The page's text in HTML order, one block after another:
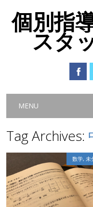
個別指
スタ
Main menu
MENU
Tag Archives:
数学,未